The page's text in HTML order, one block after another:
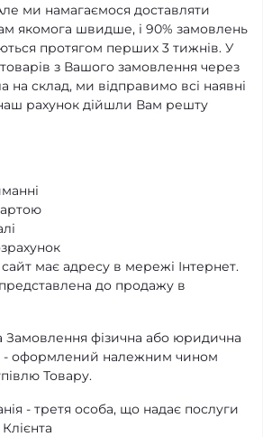
ми намагаємося доставляти
якомога швидше, і 90% замовлень
протягом перших 3 тижнів. У
з Вашого замовлення через
на склад, ми відправимо всі наявні
рахунок дійшли Вам решту
має адресу в мережі Інтернет.
​​до продажу в
Замовлення фізична або юридична
- оформлений належним чином
Товару.
- третя особа, що надає послуги